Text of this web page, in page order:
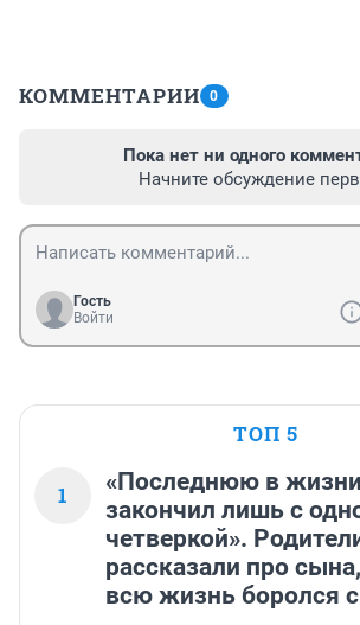
КОММЕНТАРИИ 0
Пока нет ни одного
Начните обсуждение
Гость
Войти
ТОП 5
1
«Последнюю в
закончил лишь с
четверкой».
рассказали про
всю жизнь боролся